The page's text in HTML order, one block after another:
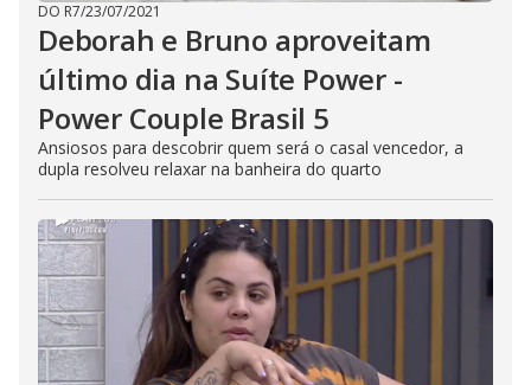
DO R7/23/07/2021
Deborah e Bruno aproveitam
último dia na Suíte Power -
Power Couple Brasil 5
Ansiosos para descobrir quem será o casal vencedor, a
dupla resolveu relaxar na banheira do quarto